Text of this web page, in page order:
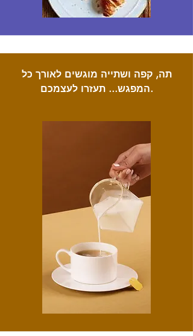
תה, קפה ושתייה מוגשים לאורך כל
המפגש... תעזרו לעצמכם.